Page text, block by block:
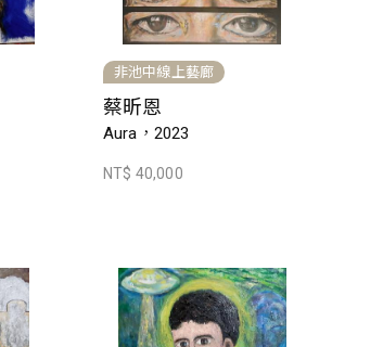
非池中線上藝廊
蔡昕恩
Aura，2023
NT$ 40,000